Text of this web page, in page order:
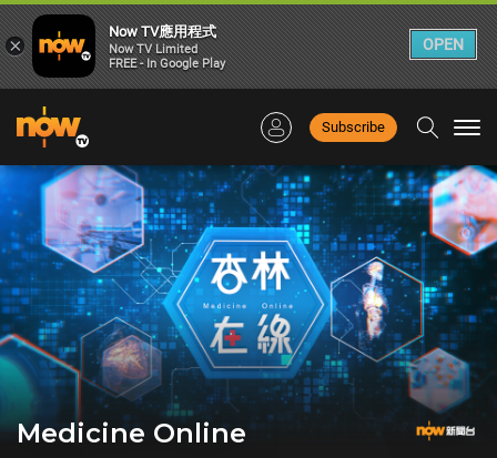
Subscribe
Medicine Online
×
Now TV應用程式
Now TV Limited
FREE - In Google Play
OPEN